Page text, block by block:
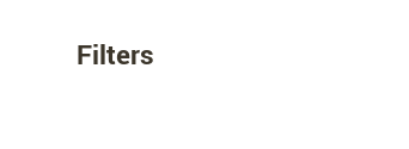
Filters